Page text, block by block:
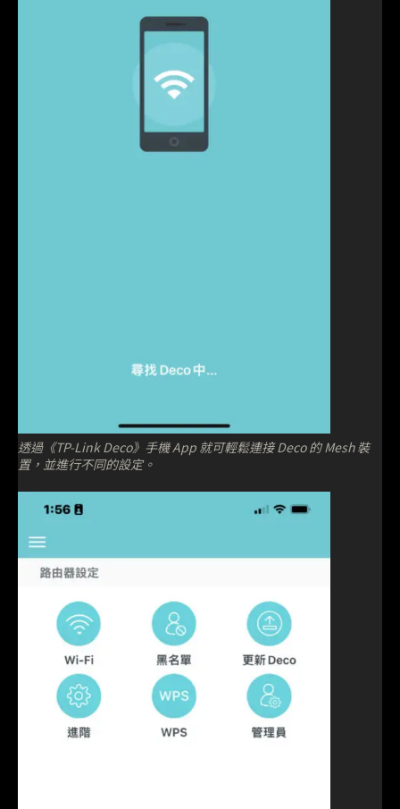
透過《TP-Link Deco》手機 App 就可輕鬆連接 Deco 的 Mesh 裝
置，並進行不同的設定。